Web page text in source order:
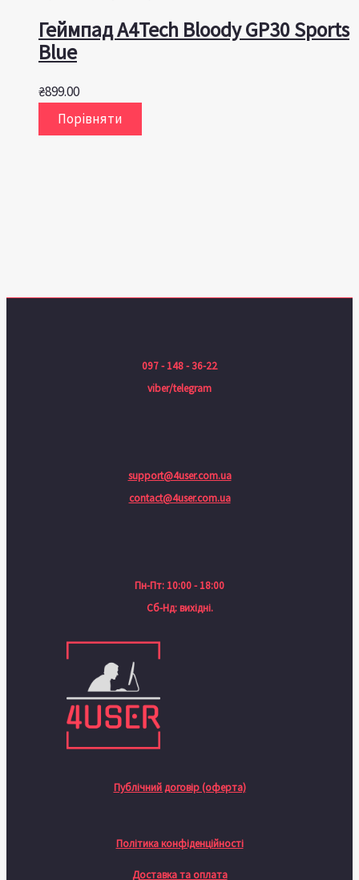
Геймпад A4Tech Bloody GP30 Sports
Blue
₴899.00
Порівняти
097 - 148 - 36-22
viber/telegram
support@4user.com.ua
contact@4user.com.ua
Пн-Пт: 10:00 - 18:00
Сб-Нд: вихідні.
Публічний договір (оферта)
Політика конфіденційності
Доставка та оплата